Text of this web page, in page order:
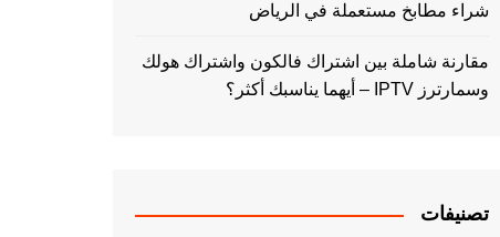
شراء مطابخ مستعملة في الرياض
مقارنة شاملة بين اشتراك فالكون واشتراك هولك
وسمارترز IPTV – أيهما يناسبك أكثر؟
تصنيفات